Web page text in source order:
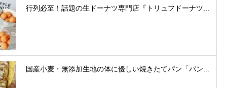
行列必至！話題の生ドーナツ専門店『トリュフドーナツ...
国産小麦・無添加生地の体に優しい焼きたてパン「パン...